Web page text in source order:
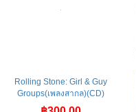
Rolling Stone: Girl & Guy
Groups(เพลงสากล)(CD)